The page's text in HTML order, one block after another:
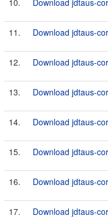
10. Download jdtaus-
11. Download jdtaus-
12. Download jdtaus-
13. Download jdtaus-
14. Download jdtaus-
15. Download jdtaus-
16. Download jdtaus-
17. Download jdtaus-